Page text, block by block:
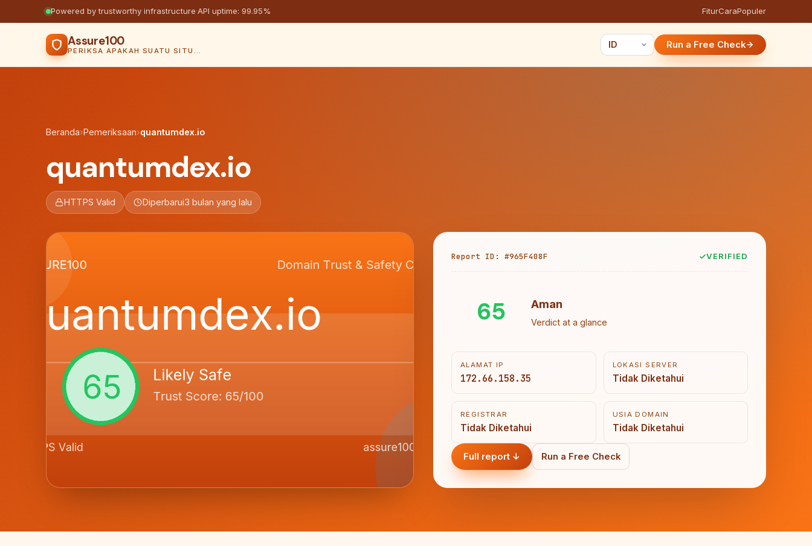
Powered by trustworthy infrastructure·API uptime: 99.95% FiturCaraPopuler
Assure100
PERIKSA APAKAH SUATU SITUS AMAN
Run a Free Check
Beranda›Pemeriksaan›quantumdex.io
quantumdex.io
HTTPS Valid Diperbarui3 bulan yang lalu
Report ID: #965F408F VERIFIED
65 Aman
Verdict at a glance
ALAMAT IP
172.66.158.35
LOKASI SERVER
Tidak Diketahui
REGISTRAR
Tidak Diketahui
USIA DOMAIN
Tidak Diketahui
Full report ↓ Run a Free Check